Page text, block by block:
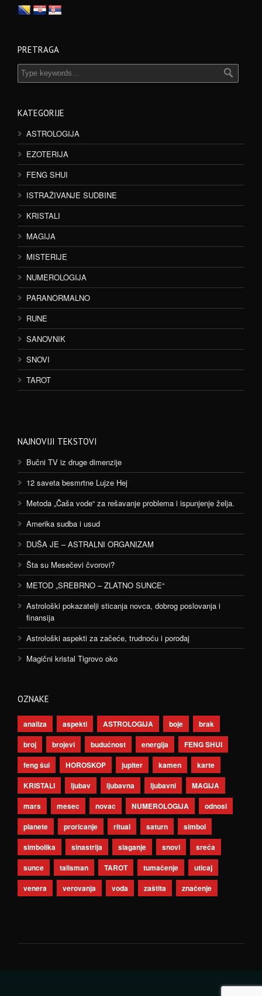
PRETRAGA
KATEGORIJE
ASTROLOGIJA
EZOTERIJA
FENG SHUI
ISTRAŽIVANJE SUDBINE
KRISTALI
MAGIJA
MISTERIJE
NUMEROLOGIJA
PARANORMALNO
RUNE
SANOVNIK
SNOVI
TAROT
NAJNOVIJI TEKSTOVI
Bučni TV iz druge dimenzije
12 saveta besmrtne Lujze Hej
Metoda „Čaša vode“ za rešavanje problema i ispunjenje želja.
Amerika sudba i usud
DUŠA JE – ASTRALNI ORGANIZAM
Šta su Mesečevi čvorovi?
METOD „SREBRNO – ZLATNO SUNCE“
Astrološki pokazatelji sticanja novca, dobrog poslovanja i
finansija
Astrološki aspekti za začeće, trudnoću i porođaj
Magični kristal Tigrovo oko
OZNAKE
analiza aspekti ASTROLOGIJA boje
brak
broj
brojevi budućnost energija
FENG SHUI
feng šui
HOROSKOP jupiter kamen
karte
KRISTALI
ljubav ljubavna ljubavni
MAGIJA
mars
mesec novac NUMEROLOGIJA
odnosi
planete
proricanje ritual saturn
simbol
simbolika
sinastrija slaganje snovi
sreća
sunce
talisman TAROT tumačenje
uticaj
venera
verovanja voda zaštita značenje